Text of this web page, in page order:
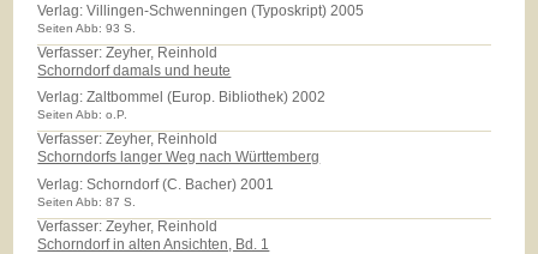
Verlag:Villingen-Schwenningen (Typoskript) 2005
Seiten Abb: 93 S.
Verfasser: Zeyher, Reinhold
Schorndorf damals und heute
Verlag:Zaltbommel (Europ. Bibliothek) 2002
Seiten Abb: o.P.
Verfasser: Zeyher, Reinhold
Schorndorfs langer Weg nach Württemberg
Verlag:Schorndorf (C. Bacher) 2001
Seiten Abb: 87 S.
Verfasser: Zeyher, Reinhold
Schorndorf in alten Ansichten, Bd. 1